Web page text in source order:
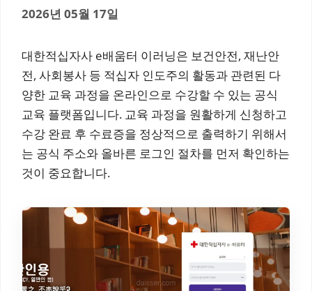
2026년 05월 17일
대한적십자사 e배움터 이러닝은 보건안전, 재난안
전, 사회봉사 등 적십자 인도주의 활동과 관련된 다
양한 교육 과정을 온라인으로 수강할 수 있는 공식
교육 플랫폼입니다. 교육 과정을 원활하게 신청하고
수강 완료 후 수료증을 정상적으로 출력하기 위해서
는 공식 주소와 올바른 로그인 절차를 먼저 확인하는
것이 중요합니다.